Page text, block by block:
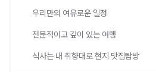
우리만의 여유로운 일정
전문적이고 깊이 있는 여행
식사는 내 취향대로 현지 맛집탐방